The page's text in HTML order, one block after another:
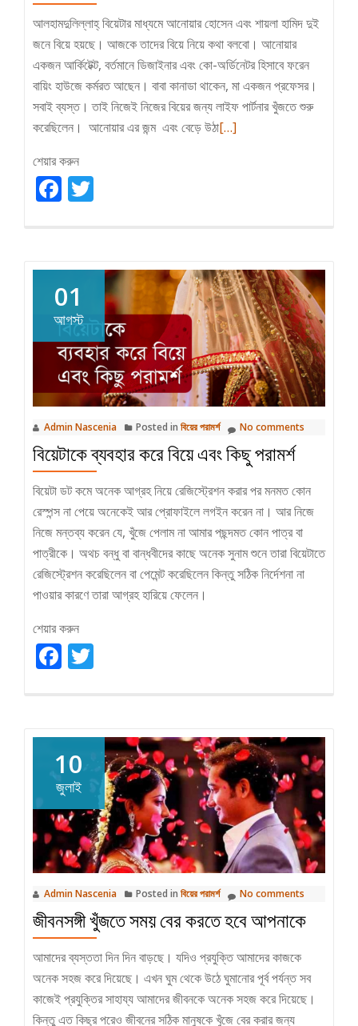
আলহামদুলিল্লাহ্‌ বিয়েটার মাধ্যমে আনোয়ার হোসেন এবং শায়লা হামিদ দুই
জনে বিয়ে হয়ছে। আজকে তাদের বিয়ে নিয়ে কথা বলবো। আনোয়ার
একজন আর্কিটেক্ট, বর্তমানে ডিজাইনার এবং কো-অর্ডিনেটর হিসাবে ফরেন
বায়িং হাউজে কর্মরত আছেন। বাবা কানাডা থাকেন, মা একজন প্রফেসর।
সবাই ব্যস্ত। তাই নিজেই নিজের বিয়ের জন্য লাইফ পার্টনার খুঁজতে শুরু
করেছিলেন। আনোয়ার এর জন্ম এবং বেড়ে উঠাRead
হামিদ
এর
বিয়ে
[…]
শেয়ার করুন
Facebook
01
আগস্ট
Admin Nascenia Posted in বিয়ের পরামর্শ No comments
বিয়েটাকে ব্যবহার করে বিয়ে এবং কিছু পরামর্শ
বিয়েটা ডট কমে অনেক আগ্রহ নিয়ে রেজিস্ট্রেশন করার পর মনমত কোন
রেস্পন্স না পেয়ে অনেকেই আর প্রোফাইলে লগইন করেন না। আর নিজে
নিজে মন্তব্য করেন যে, খুঁজে পেলাম না আমার পছন্দমত কোন পাত্র বা
পাত্রীকে। অথচ বন্ধু বা বান্ধবীদের কাছে অনেক সুনাম শুনে তারা বিয়েটাতে
রেজিস্ট্রেশন করেছিলেন বা পেমেন্ট করেছিলেন কিন্তু সঠিক নির্দেশনা না
পাওয়ার কারণে তারা আগ্রহ হারিয়ে ফেলেন।
শেয়ার করুন
Facebook
10
জুলাই
Admin Nascenia Posted in বিয়ের পরামর্শ No comments
জীবনসঙ্গী খুঁজতে সময় বের করতে হবে আপনাকে
আমাদের ব্যস্ততা দিন দিন বাড়ছে। যদিও প্রযুক্তি আমাদের কাজকে
অনেক সহজ করে দিয়েছে। এখন ঘুম থেকে উঠে ঘুমানোর পূর্ব পর্যন্ত সব
কাজেই প্রযুক্তির সাহায্য আমাদের জীবনকে অনেক সহজ করে দিয়েছে।
কিন্তু এত কিছুর পরেও জীবনের সঠিক মানুষকে খুঁজে বের করার জন্য